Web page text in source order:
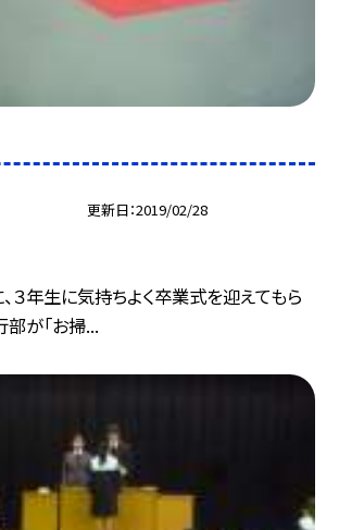
更新日 2019/02/28
３年生に気持ちよく卒業式を迎えてもら
が「お掃...